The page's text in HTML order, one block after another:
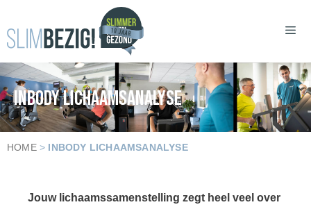
INBODY LICHAAMSANALYSE
HOME> INBODY LICHAAMSANALYSE
Jouw lichaamssamenstelling zegt heel veel over